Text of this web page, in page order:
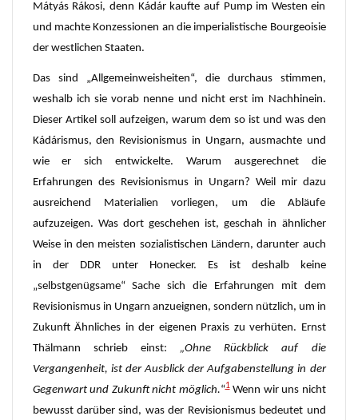
Mátyás Rákosi, denn Kádár kaufte auf Pump im Westen ein
und machte Konzessionen an die imperialistische Bourgeoisie
der westlichen Staaten.
Das sind „Allgemeinweisheiten“, die durchaus stimmen,
weshalb ich sie vorab nenne und nicht erst im Nachhinein.
Dieser Artikel soll aufzeigen, warum dem so ist und was den
Kádárismus, den Revisionismus in Ungarn, ausmachte und
wie er sich entwickelte. Warum ausgerechnet die
Erfahrungen des Revisionismus in Ungarn? Weil mir dazu
ausreichend Materialien vorliegen, um die Abläufe
aufzuzeigen. Was dort geschehen ist, geschah in ähnlicher
Weise in den meisten sozialistischen Ländern, darunter auch
in der DDR unter Honecker. Es ist deshalb keine
„selbstgenügsame“ Sache sich die Erfahrungen mit dem
Revisionismus in Ungarn anzueignen, sondern nützlich, um in
Zukunft Ähnliches in der eigenen Praxis zu verhüten. Ernst
Thälmann schrieb einst: „Ohne Rückblick auf die
Vergangenheit, ist der Ausblick der Aufgabenstellung in der
Gegenwart und Zukunft nicht möglich.“1Wenn wir uns nicht
bewusst darüber sind, was der Revisionismus bedeutet und